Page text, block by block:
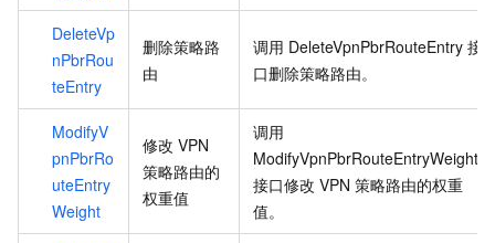
DeleteVp
nPbrRou
teEntry
删除策略路
由
调用 DeleteVpnPbrRouteEntry 接
口删除策略路由。
ModifyV
pnPbrRo
uteEntry
Weight
修改 VPN
策略路由的
权重值
调用
ModifyVpnPbrRouteEntryWeight
接口修改 VPN 策略路由的权重
值。